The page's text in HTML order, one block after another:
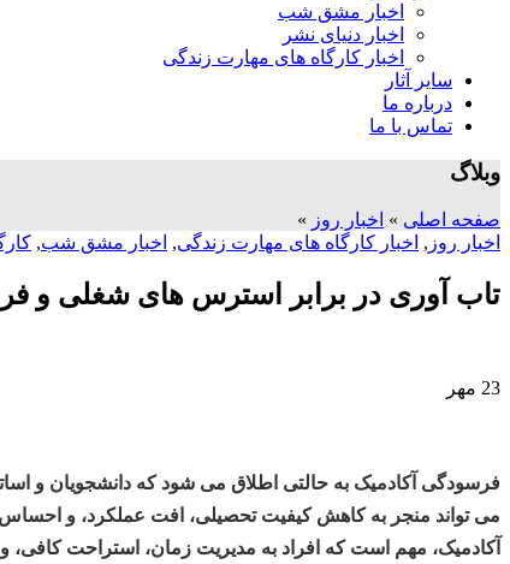
اخبار مشق شب
اخبار دنیای نشر
اخبار کارگاه های مهارت زندگی
سایر آثار
درباره ما
تماس با ما
وبلاگ
صفحه اصلی » اخبار روز »
اخبار روز , اخبار کارگاه های مهارت زندگی, اخبار مشق شب,
تاب آوری در برابر استرس های شغلی و
23 مهر
فرسودگی آکادمیک به حالتی اطلاق می شود که دانشجویان و
می تواند منجر به کاهش کیفیت تحصیلی، افت عملکرد، و
آکادمیک، مهم است که افراد به مدیریت زمان، استراحت کافی،